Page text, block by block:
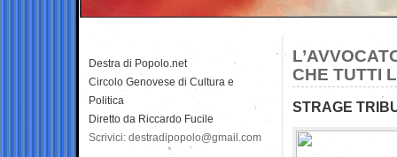
CHE TUTTI
STRAGE
Destra di Popolo.net
Circolo Genovese di Cultura e
Politica
Diretto da Riccardo Fucile
Scrivici: destradipopolo@gmail.com